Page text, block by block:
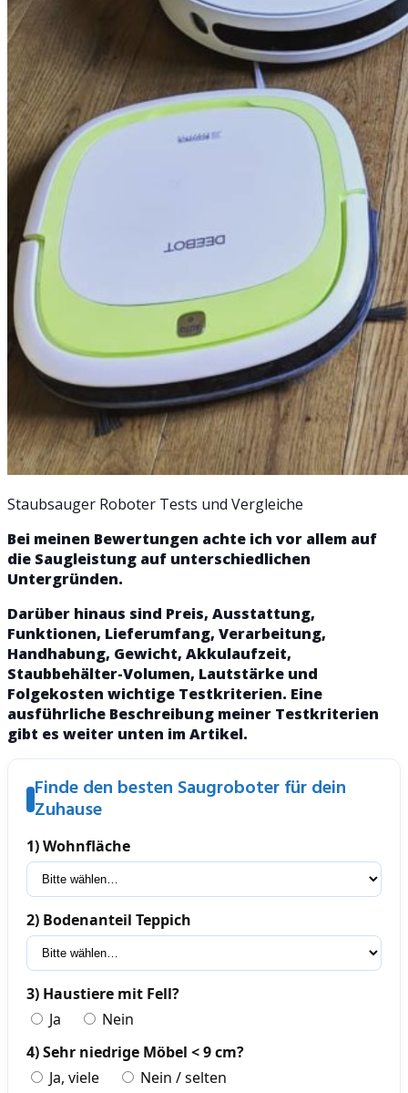
Staubsauger Roboter Tests und Vergleiche
Bei meinen Bewertungen achte ich vor allem auf
die Saugleistung auf unterschiedlichen
Untergründen.
Darüber hinaus sind Preis, Ausstattung,
Funktionen, Lieferumfang, Verarbeitung,
Handhabung, Gewicht, Akkulaufzeit,
Staubbehälter-Volumen, Lautstärke und
Folgekosten wichtige Testkriterien. Eine
ausführliche Beschreibung meiner Testkriterien
gibt es weiter unten im Artikel.
Finde den besten Saugroboter für dein
Zuhause
1) Wohnfläche
2) Bodenanteil Teppich
3) Haustiere mit Fell?
Ja
Nein
4) Sehr niedrige Möbel < 9 cm?
Ja, viele
Nein / selten